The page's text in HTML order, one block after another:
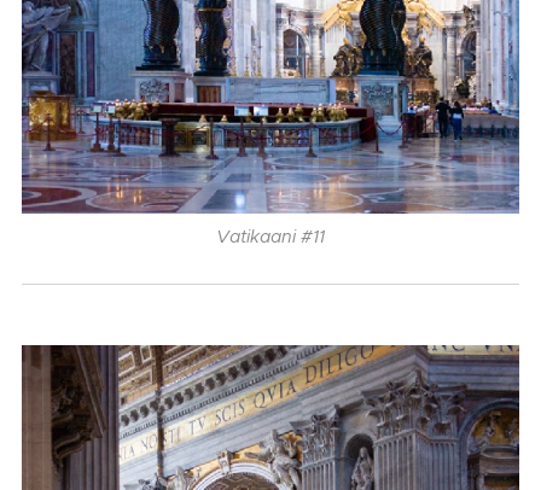
Vatikaani #11